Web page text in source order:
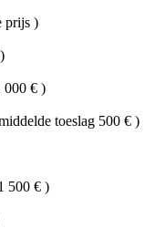
prijs )
)
000 € )
toeslag 500 € )
500 € )